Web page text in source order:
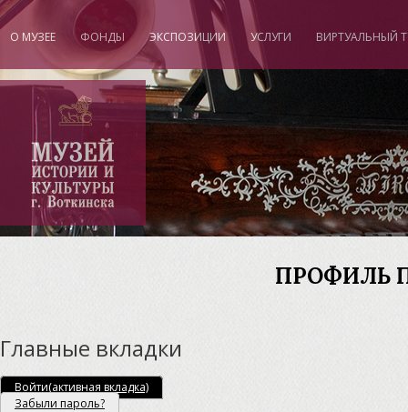
"
О МУЗЕЕ ФОНДЫ ЭКСПОЗИЦИИ УСЛУГИ ВИРТУАЛЬНЫЙ
ПРОФИЛЬ
Главные вкладки
Войти(активная вкладка)
Забыли пароль?